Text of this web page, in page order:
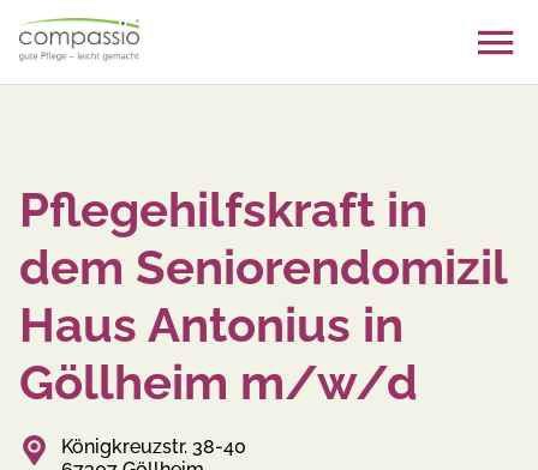
content
Pflegehilfskraft in
dem Seniorendomizil
Haus Antonius in
Göllheim m/w/d
Königkreuzstr. 38-40